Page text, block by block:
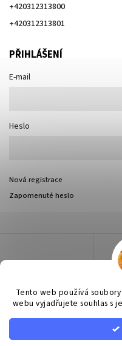
Tento web používá
webu vyjadřujete souhlas s
+420312313800
+420312313801
PŘIHLÁŠENÍ
E-mail
Heslo
Nová registrace
Zapomenuté heslo